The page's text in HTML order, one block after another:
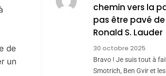
de
un
POURQUOI
JUDAÏTE Par
Zrihen-Dvir
ISRAÉL JUDAISME
CE QUI NOUS
MANQUE –
Hadida
JUDAISME
chemin vers la
pas être pavé
Ronald S. Lauder
30 octobre 2025
Bravo ! Je suis tout à
Smotrich, Ben Gvir et
Par Thérèse Zrihen-